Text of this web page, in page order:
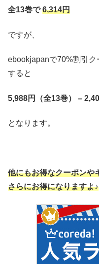
全13巻で6,314円
ですが、
ebookjapanで70%割引ク
すると
5,988円（全13巻） –
となります。
他にもお得なクーポンや
さらにお得になりますよ♪